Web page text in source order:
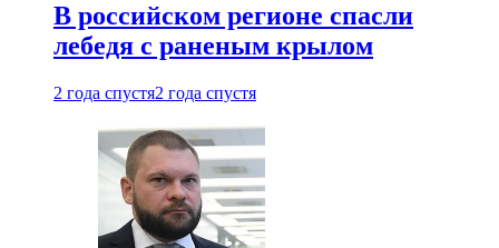
В российском регионе спасли
лебедя с раненым крылом
2 года спустя2 года спустя